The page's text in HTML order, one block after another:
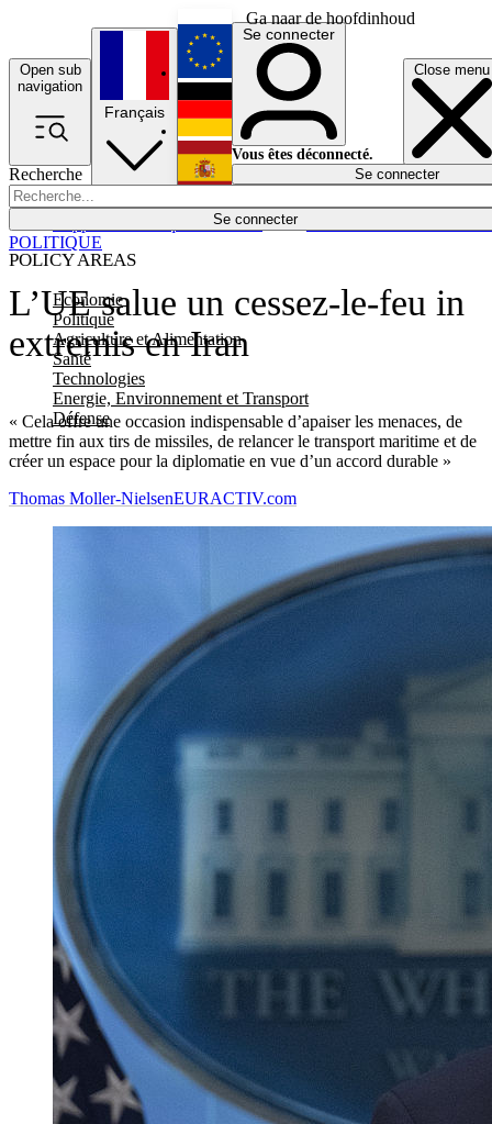
Ga naar de hoofdinhoud
Open sub
navigation
Close menu
Recherche
Se connecter
POLICY AREAS
Economie
Politique
Agriculture et Alimentation
Santé
Technologies
Energie, Environnement et Transport
Défense
Économie
Français
English
Deutsch
Español
Se connecter
Vous êtes déconnecté.
Se connecter
L’UE salue un cessez-le-feu in
extremis en Iran
« Cela offre une occasion indispensable d’apaiser les menaces, de
mettre fin aux tirs de missiles, de relancer le transport maritime et de
créer un espace pour la diplomatie en vue d’un accord durable »
POLITIQUE
Thomas Moller-NielsenEURACTIV.com